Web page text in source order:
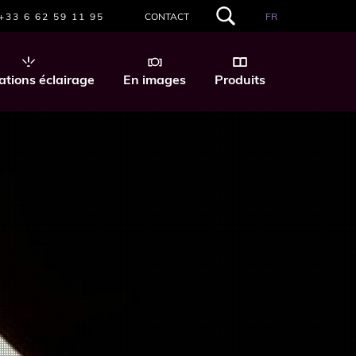
6 62 59 11 95 CONTACT
RECHERCHER
SITE
WEB
FR
éclairage En images Produits